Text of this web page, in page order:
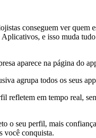
conseguem ver quem
e isso muda
aparece na página do
agrupa todos os seus
refletem em tempo real,
o seu perfil, mais
você conquista.